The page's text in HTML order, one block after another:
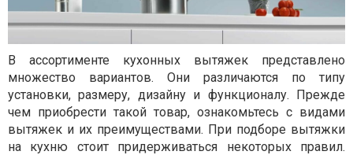
В ассортименте кухонных вытяжек представлено
множество вариантов. Они различаются по типу
установки, размеру, дизайну и функционалу. Прежде
чем приобрести такой товар, ознакомьтесь с видами
вытяжек и их преимуществами. При подборе вытяжки
на кухню стоит придерживаться некоторых правил.